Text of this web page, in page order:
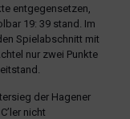
entgegensetzen,
19: 39 stand. Im
Spielabschnitt mit
nur zwei Punkte
der Hagener
nicht